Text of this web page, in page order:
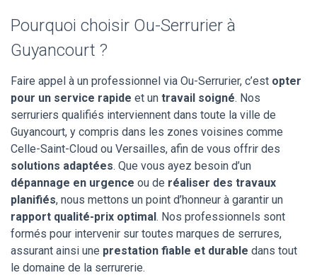
Pourquoi choisir Ou-Serrurier à
Guyancourt ?
Faire appel à un professionnel via Ou-Serrurier, c’est opter
pour un service rapide et un travail soigné. Nos
serruriers qualifiés interviennent dans toute la ville de
Guyancourt, y compris dans les zones voisines comme
Celle-Saint-Cloud ou Versailles, afin de vous offrir des
solutions adaptées. Que vous ayez besoin d’un
dépannage en urgence ou de réaliser des travaux
planifiés, nous mettons un point d’honneur à garantir un
rapport qualité-prix optimal. Nos professionnels sont
formés pour intervenir sur toutes marques de serrures,
assurant ainsi une prestation fiable et durable dans tout
le domaine de la serrurerie.